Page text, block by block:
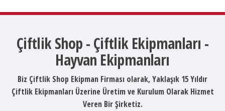
Çiftlik Shop - Çiftlik Ekipmanları -
Hayvan Ekipmanları
Biz Çiftlik Shop Ekipman Firması olarak, Yaklaşık 15 Yıldır
Çiftlik Ekipmanları Üzerine Üretim ve Kurulum Olarak Hizmet
Veren Bir Şirketiz.